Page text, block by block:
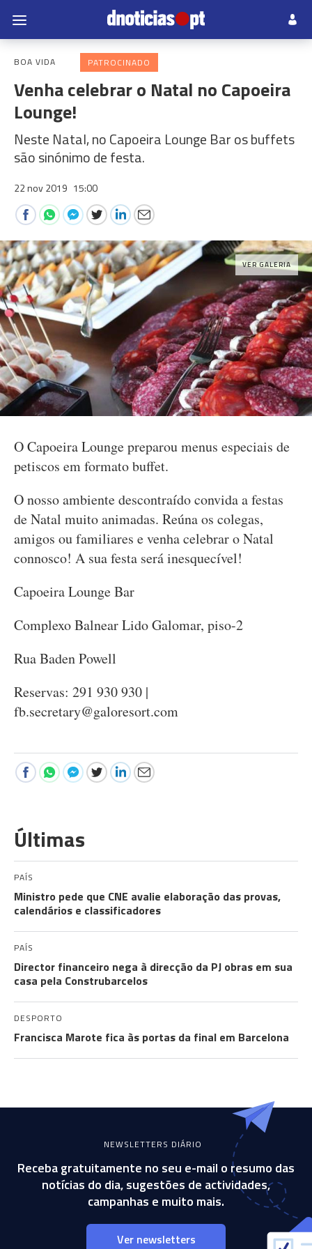
BOA VIDA PATROCINADO
Venha celebrar o Natal no Capoeira
Lounge!
Neste Natal, no Capoeira Lounge Bar os buffets
são sinónimo de festa.
22 nov 2019 15:00
VER GALERIA
O Capoeira Lounge preparou menus especiais de
petiscos em formato buffet.
O nosso ambiente descontraído convida a festas
de Natal muito animadas. Reúna os colegas,
amigos ou familiares e venha celebrar o Natal
connosco! A sua festa será inesquecível!
Capoeira Lounge Bar
Complexo Balnear Lido Galomar, piso-2
Rua Baden Powell
Reservas: 291 930 930 |
fb.secretary@galoresort.com
Últimas
PAÍS
Ministro pede que CNE avalie elaboração das provas,
calendários e classificadores
PAÍS
Director financeiro nega à direcção da PJ obras em sua
casa pela Construbarcelos
DESPORTO
Francisca Marote fica às portas da final em Barcelona
NEWSLETTERS DIÁRIO
Receba gratuitamente no seu e-mail o resumo das
notícias do dia, sugestões de actividades,
campanhas e muito mais.
Ver newsletters